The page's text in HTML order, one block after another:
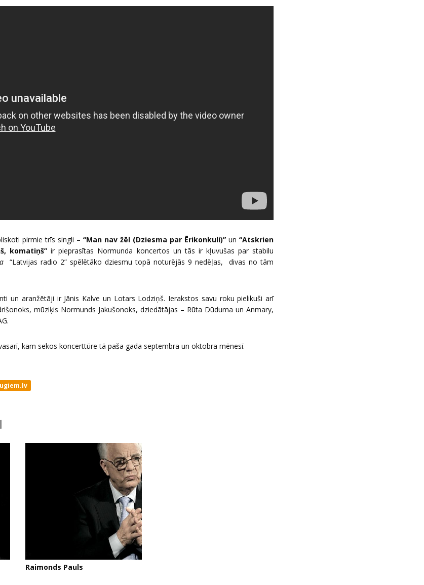
pirmie trīs singli – “Man nav žēl (Dziesma par Ērikonkuli)” un “Atskrien
komatiņš” ir pieprasītas Normunda koncertos un tās ir kļuvušas par stabilu
“Latvijas radio 2” spēlētāko dziesmu topā noturējās 9 nedēļas, divas no tām
un aranžētāji ir Jānis Kalve un Lotars Lodziņš. Ierakstos savu roku pielikuši arī
mūziķis Normunds Jakušonoks, dziedātājas – Rūta Dūduma un Anmary,
kam sekos koncerttūre tā paša gada septembra un oktobra mēnesī.
Raimonds Pauls